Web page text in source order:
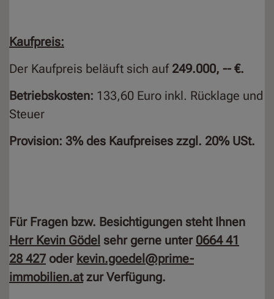
Kaufpreis:
Der Kaufpreis beläuft sich auf 249.000, -- €.
Betriebskosten: 133,60 Euro inkl. Rücklage und
Steuer
Provision: 3% des Kaufpreises zzgl. 20% USt.
Für Fragen bzw. Besichtigungen steht Ihnen
Herr Kevin Gödel sehr gerne unter 0664 41
28 427 oder kevin.goedel@prime-
immobilien.atzur Verfügung.